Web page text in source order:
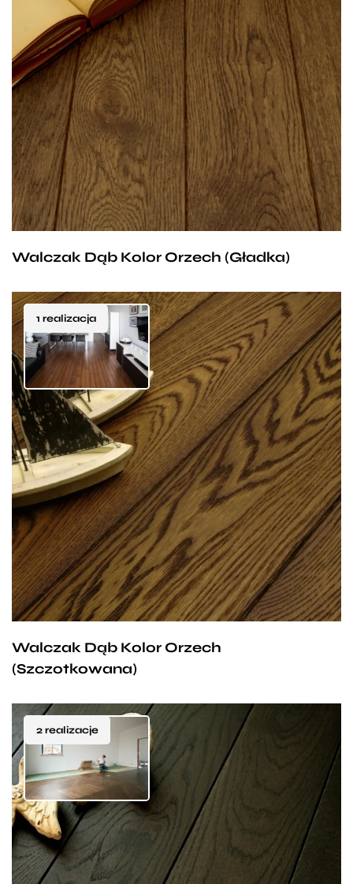
Klasyczna dębowa podłoga, której uniwersalność
podbiła serca naszych klientów. Jej ciepły odcień
i wyjątkowo ciekawa struktura przykuwają wzrok, a
wytrzymałość i funkcjonalność są tylko dodatkową
zaletą. Sprawdzi się zarówno w zacisznej sypialni czy
pokoiku dziecięcym, jak i w przestronnym salonie
nadając mu odrobiny intymności i ciepła.
Walczak Dąb Kolor Orzech (Gładka)
1 realizacja
Klasyczna dębowa podłoga, której uniwersalność
podbiła serca naszych klientów. Jej ciepły odcień
i wyjątkowo ciekawa struktura przykuwają wzrok, a
wytrzymałość i funkcjonalność są tylko dodatkową
zaletą. Sprawdzi się zarówno w zacisznej sypialni czy
pokoiku dziecięcym, jak i w przestronnym salonie
nadając mu odrobiny intymności i ciepła.
Walczak Dąb Kolor Orzech
(Szczotkowana)
2 realizacje
Heban to wyróżniająca się ponadczasowością
dębowa deska, której głęboki brązowy kolor będzie